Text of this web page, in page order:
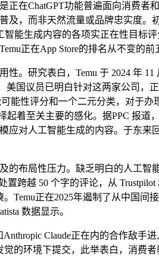
ChatGPT功能普遍面向消费者
及，而非天然流量或品牌忠实度
能生成内容的各项实正在性目标
正在App Store的排名从不变的前
研究表白，Temu 于 2024 年
美国议员已明白针对这两家公司，
性评分和一个二元分类，对于办
着至关主要的感化。据PPC 报道
对人工智能生成的内容。于东
布局性压力。缺乏明白的人工智
跨越 50 个字的评论，从
Temu正在2025年遏制了从中国
数据显示。
Claude正在内的合作敌手
的环境下提交，此举表白，消费